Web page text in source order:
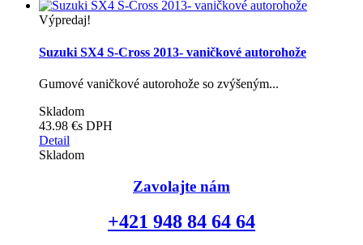
Výpredaj!
Suzuki SX4 S-Cross 2013- vaničkové autorohože
Gumové vaničkové autorohože so zvýšeným...
Skladom
43.98 €s DPH
Detail
Skladom
Zavolajte nám
+421 948 84 64 64